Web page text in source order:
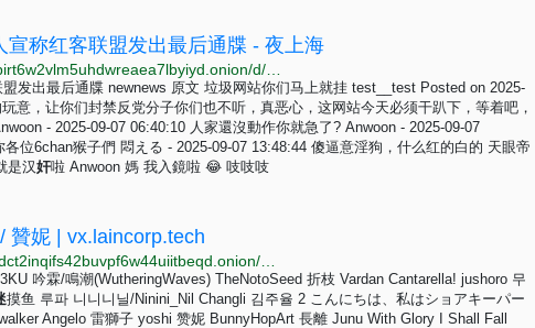
称红客联盟发出最后通牒 - 夜上海
发出最后通牒 newnews 原文 垃圾网站你们马上就挂 test__test Posted on 2025-
意，让你们封禁反党分子你们也不听，真恶心，这网站今天必须干趴下，等着吧，
- 2025-09-07 06:40:10 人家還沒動作你就急了? Anwoon - 2025-09-07
位6chan猴子們 悶える - 2025-09-07 13:48:44 傻逼意淫狗，什么红的白的 天眼帝
是汉奸啦 Anwoon 媽 我入鏡啦 😂 吱吱吱
贊妮 | vx.laincorp.tech
吟霖/鳴潮(WutheringWaves) TheNotoSeed 折枝 Vardan Cantarella! jushoro 무
摸鱼 루파 니니니닐/Ninini_Nil Changli 김주율 2 こんにちは、私はショアキーパー
Angelo 雷獅子 yoshi 赞妮 BunnyHopArt 長離 Junu With Glory I Shall Fall